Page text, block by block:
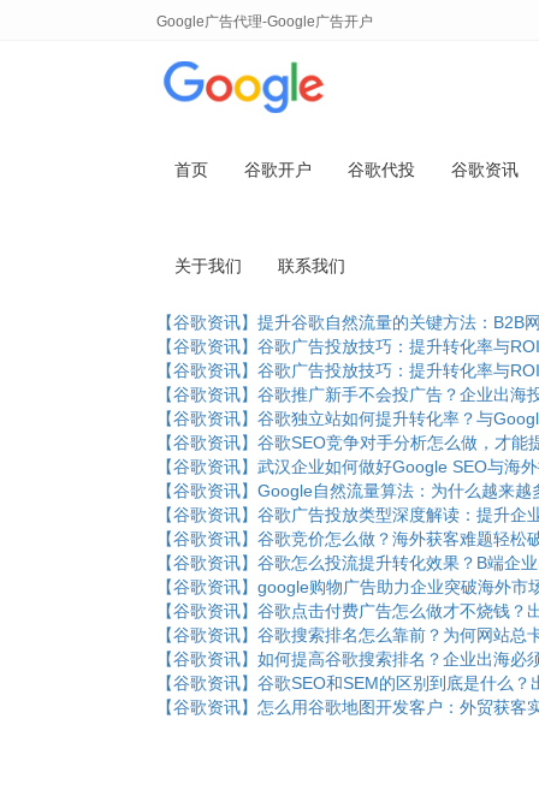
Google广告代理-Google广告开户
首页 谷歌开户 谷歌代投 谷歌资讯
关于我们 联系我们
【谷歌资讯】为什么你的竞争对手出现在Google
【谷歌资讯】提升谷歌自然流量的关键方法：B2B
【谷歌资讯】谷歌广告投放技巧：提升转化率与
【谷歌资讯】谷歌广告投放技巧：提升转化率与
【谷歌资讯】谷歌推广新手不会投广告？企业出海
【谷歌资讯】谷歌独立站如何提升转化率？与
【谷歌资讯】谷歌SEO竞争对手分析怎么做，才能
【谷歌资讯】武汉企业如何做好Google SEO与海
【谷歌资讯】Google自然流量算法：为什么越来
【谷歌资讯】谷歌广告投放类型深度解读：提升企
【谷歌资讯】谷歌竞价怎么做？海外获客难题轻松
【谷歌资讯】谷歌怎么投流提升转化效果？B端企
【谷歌资讯】google购物广告助力企业突破海外市
【谷歌资讯】谷歌点击付费广告怎么做才不烧钱？
【谷歌资讯】谷歌搜索排名怎么靠前？为何网站总
【谷歌资讯】如何提高谷歌搜索排名？企业出海必
【谷歌资讯】谷歌SEO和SEM的区别到底是什么
【谷歌资讯】怎么用谷歌地图开发客户：外贸获客